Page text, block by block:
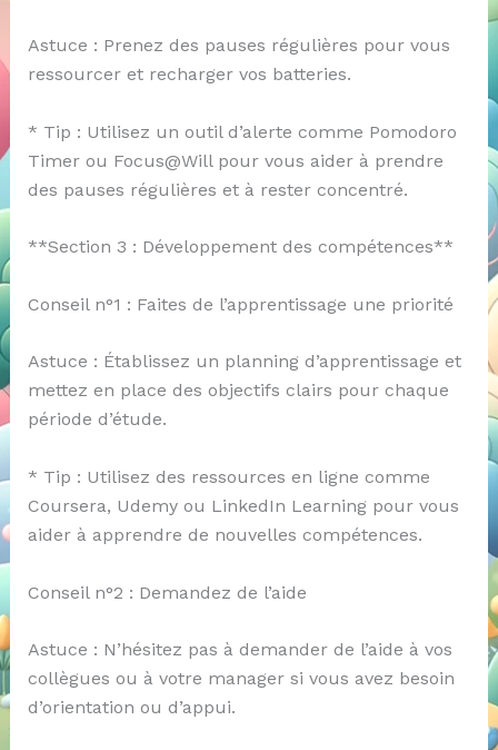
Astuce : Prenez des pauses régulières pour vous
ressourcer et recharger vos batteries.
* Tip : Utilisez un outil d’alerte comme Pomodoro
Timer ou Focus@Will pour vous aider à prendre
des pauses régulières et à rester concentré.
**Section 3 : Développement des compétences**
Conseil n°1 : Faites de l’apprentissage une priorité
Astuce : Établissez un planning d’apprentissage et
mettez en place des objectifs clairs pour chaque
période d’étude.
* Tip : Utilisez des ressources en ligne comme
Coursera, Udemy ou LinkedIn Learning pour vous
aider à apprendre de nouvelles compétences.
Conseil n°2 : Demandez de l’aide
Astuce : N’hésitez pas à demander de l’aide à vos
collègues ou à votre manager si vous avez besoin
d’orientation ou d’appui.